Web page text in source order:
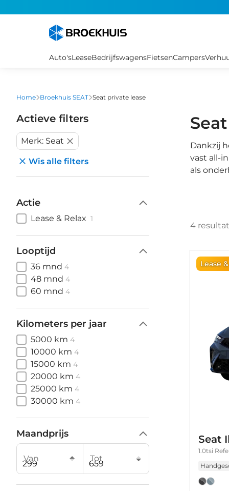
Auto'sLeaseBedrijfswagensFietsenCampers
Home Broekhuis SEAT Seat private lease
Actieve filters
Merk: Seat
Wis alle filters
Actie
Lease & Relax 1
Looptijd
36 mnd 4
48 mnd 4
60 mnd 4
Kilometers per jaar
5000 km 4
10000 km 4
15000 km 4
20000 km 4
25000 km 4
30000 km 4
Maandprijs
Van Tot
Dankzij
vast all-
als
4
Lease
Seat
1.0tsi